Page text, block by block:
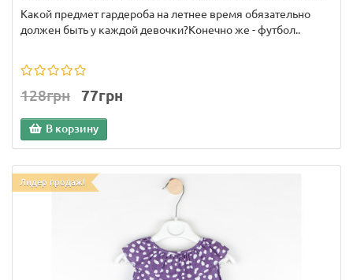
Какой предмет гардероба на летнее время обязательно
должен быть у каждой девочки?Конечно же - футбол..
128грн 77грн
В корзину
Лидер продаж!